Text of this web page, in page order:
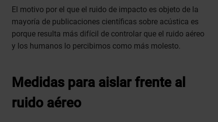
El motivo por el que el ruido de impacto es objeto de la
mayoría de publicaciones científicas sobre acústica es
porque resulta más difícil de controlar que el ruido aéreo
y los humanos lo percibimos como más molesto.
Medidas para aislar frente al
ruido aéreo